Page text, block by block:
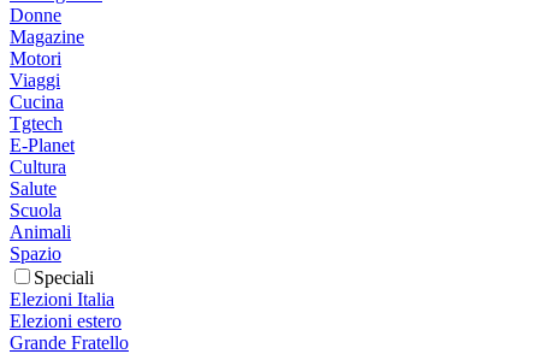
Donne
Magazine
Motori
Viaggi
Cucina
Tgtech
E-Planet
Cultura
Salute
Scuola
Animali
Spazio
Speciali
Elezioni Italia
Elezioni estero
Grande Fratello